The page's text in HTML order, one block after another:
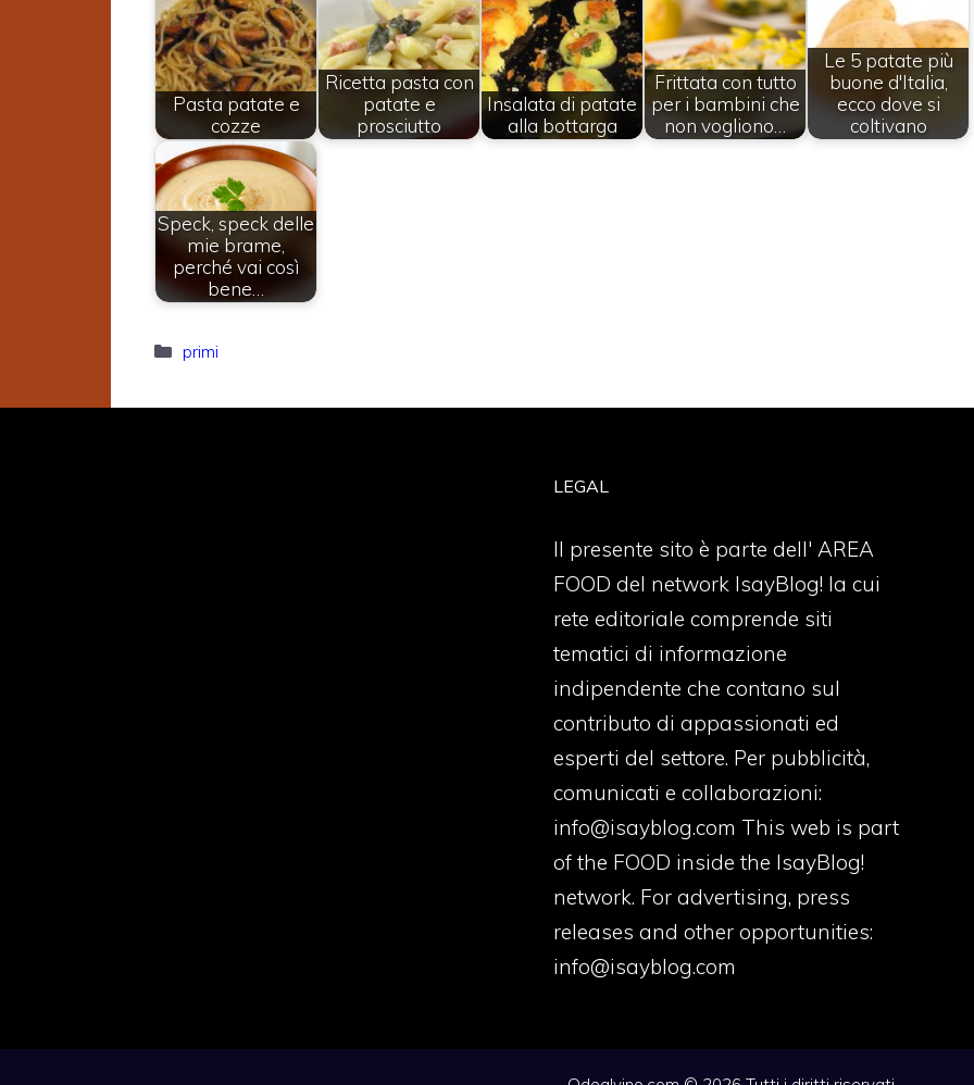
Pasta patate e
cozze
Ricetta pasta con
patate e
prosciutto
Insalata di patate
alla bottarga
Frittata con tutto
per i bambini che
non vogliono…
Le 5 patate più
buone d'Italia,
ecco dove si
coltivano
Speck, speck delle
mie brame,
perché vai così
bene…
Categorie
primi
LEGAL
Il presente sito è parte dell' AREA
FOOD del network IsayBlog! la cui
rete editoriale comprende siti
tematici di informazione
indipendente che contano sul
contributo di appassionati ed
esperti del settore. Per pubblicità,
comunicati e collaborazioni:
info@isayblog.com This web is part
of the FOOD inside the IsayBlog!
network. For advertising, press
releases and other opportunities:
info@isayblog.com